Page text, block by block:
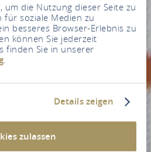
um die Nutzung dieser Seite zu
für soziale Medien zu
besseres Browser-Erlebnis zu
können Sie jederzeit
finden Sie in unserer
.
Details zeigen
zulassen